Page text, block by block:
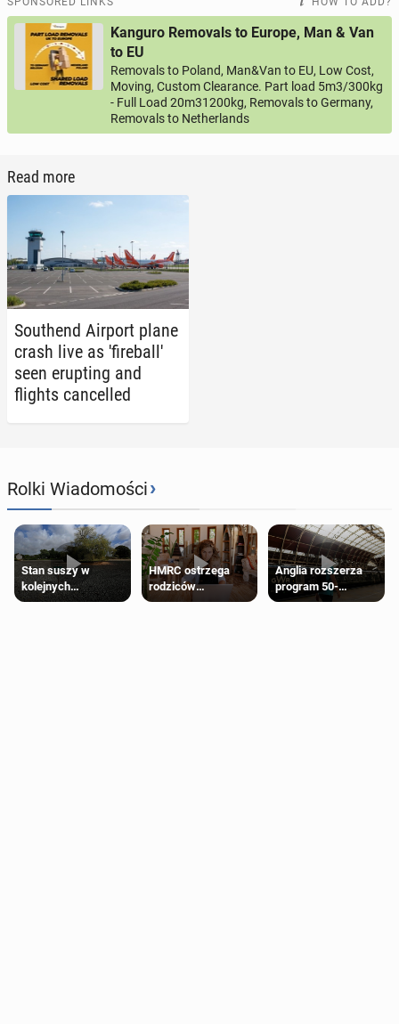
Kanguro Removals to Europe, Man & Van
to EU
Removals to Poland, Man&Van to EU, Low Cost,
Moving, Custom Clearance. Part load 5m3/300kg
- Full Load 20m31200kg, Removals to Germany,
Removals to Netherlands
Read more
Southend Airport plane
crash live as 'fire­bal­l'
seen erupt­ing and
flights can­celled
Rolki Wiadomości›
Stan suszy w
kolejnych
regionach Anglii.
HMRC ostrzega
rodziców
pobierających Child
Anglia rozszerza
program 50-
procentowych